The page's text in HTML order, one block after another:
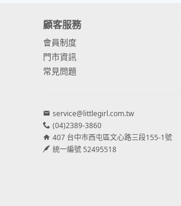
顧客服務
會員制度
門市資訊
常見問題
service@littlegirl.com.tw
(04)2389-3860
407 台中市西屯區文心路三段155-1號
統一編號 52495518